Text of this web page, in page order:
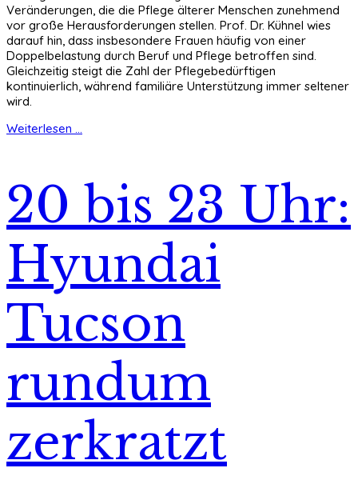
Veränderungen, die die Pflege älterer Menschen zunehmend
vor große Herausforderungen stellen. Prof. Dr. Kühnel wies
darauf hin, dass insbesondere Frauen häufig von einer
Doppelbelastung durch Beruf und Pflege betroffen sind.
Gleichzeitig steigt die Zahl der Pflegebedürftigen
kontinuierlich, während familiäre Unterstützung immer seltener
wird.
Weiterlesen ...
20 bis 23 Uhr:
Hyundai
Tucson
rundum
zerkratzt